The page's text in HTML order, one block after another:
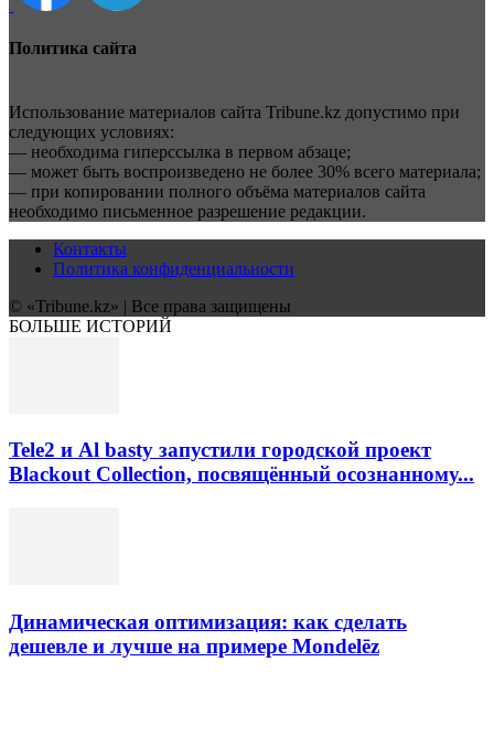
Политика сайта
Использование материалов сайта Tribune.kz допустимо при
следующих условиях:
— необходима гиперссылка в первом абзаце;
— может быть воспроизведено не более 30% всего материала;
— при копировании полного объёма материалов сайта
необходимо письменное разрешение редакции.
Контакты
Политика конфиденциальности
© «Tribune.kz» | Все права защищены
БОЛЬШЕ ИСТОРИЙ
Tele2 и Al basty запустили городской проект
Blackout Collection, посвящённый осознанному...
Динамическая оптимизация: как сделать
дешевле и лучше на примере Mondelēz